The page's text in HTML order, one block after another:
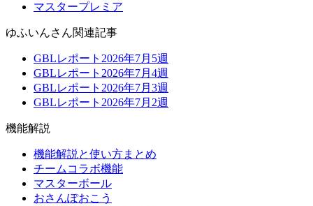
マスタープレミア
ゆふいんさん関連記事
GBLレポート2026年7月5週
GBLレポート2026年7月4週
GBLレポート2026年7月3週
GBLレポート2026年7月2週
機能解説
機能解説と使い方まとめ
チームコラボ機能
マスターボール
おさんぽおこう